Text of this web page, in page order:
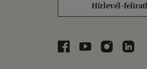
Hírlevél-
Libri a Facebookon
Libri aLibri az